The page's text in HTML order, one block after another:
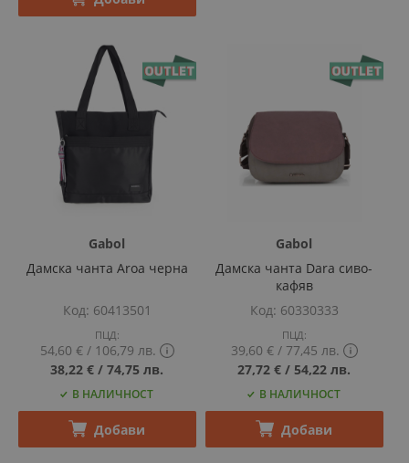
Gabol
Дамска чанта Aroa черна
Код 60413501
ПЦД:
54,60 € ‎/‎106,79 лв.
tooltip
38,22 € ‎/‎ 74,75 лв.
В НАЛИЧНОСТ
Добави
Gabol
Дамска чанта Dara сиво-
кафяв
Код 60330333
ПЦД:
39,60 € ‎/‎77,45 лв.
tooltip
27,72 € ‎/‎ 54,22 лв.
В НАЛИЧНОСТ
Добави